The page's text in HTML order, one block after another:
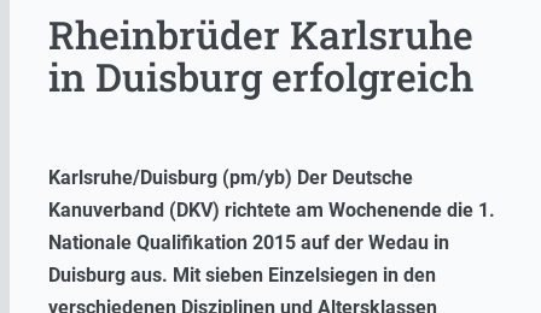
Rheinbrüder Karlsruhe
in Duisburg erfolgreich
Karlsruhe/Duisburg (pm/yb) Der Deutsche
Kanuverband (DKV) richtete am Wochenende die 1.
Nationale Qualifikation 2015 auf der Wedau in
Duisburg aus. Mit sieben Einzelsiegen in den
verschiedenen Disziplinen und Altersklassen